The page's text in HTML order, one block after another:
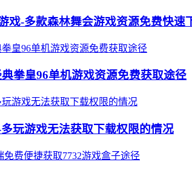
戏-多款森林舞会游戏资源免费快速
拳皇96单机游戏资源免费获取途径
玩游戏无法获取下载权限的情况